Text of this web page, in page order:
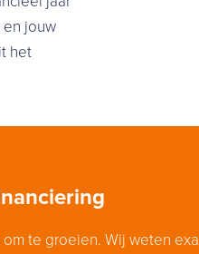
jouw
het
te groeien. Wij weten